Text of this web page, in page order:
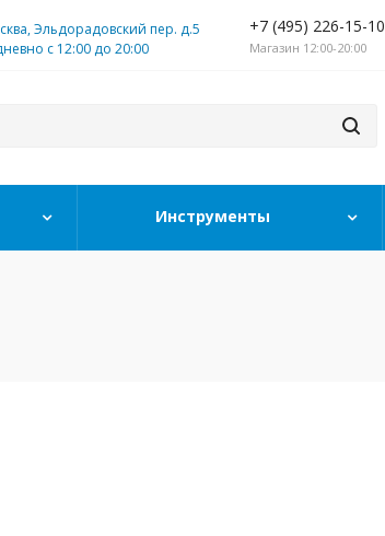
Эльдорадовский пер. д.5
с 12:00 до 20:00
+7 (495) 226-15-10
Магазин 12:00-20:00
Инструменты